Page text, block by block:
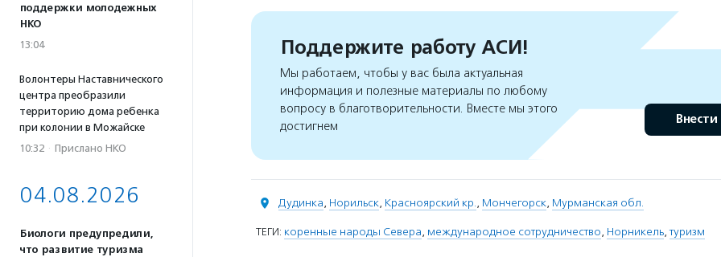
поддержки молодежных
НКО
13:04
Волонтеры Наставнического
центра преобразили
территорию дома ребенка
при колонии в Можайске
10:32 · Прислано НКО
04.08.2026
Биологи предупредили,
что развитие туризма
Поддержите работу АСИ!
Мы работаем, чтобы у вас была актуальная
информация и полезные материалы по любому
вопросу в благотворительности. Вместе мы этого
достигнем
Внести
Дудинка, Норильск, Красноярский кр., Мончегорск, Мурманская обл.
ТЕГИ: коренные народы Севера, международное сотрудничество, Норникель,туризм